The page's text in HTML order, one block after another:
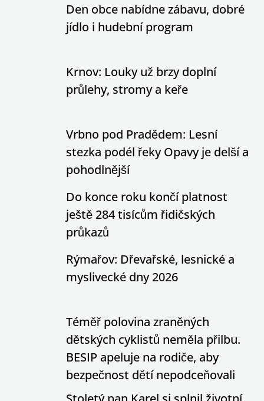
Den obce nabídne zábavu, dobré
jídlo i hudební program
Krnov: Louky už brzy doplní
průlehy, stromy a keře
Vrbno pod Pradědem: Lesní
stezka podél řeky Opavy je delší a
pohodlnější
Do konce roku končí platnost
ještě 284 tisícům řidičských
průkazů
Rýmařov: Dřevařské, lesnické a
myslivecké dny 2026
Téměř polovina zraněných
dětských cyklistů neměla přilbu.
BESIP apeluje na rodiče, aby
bezpečnost dětí nepodceňovali